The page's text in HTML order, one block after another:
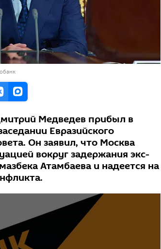
Медведев прибыл в
Евразийского
Он заявил, что Москва
вокруг задержания экс-
Атамбаева и надеется на